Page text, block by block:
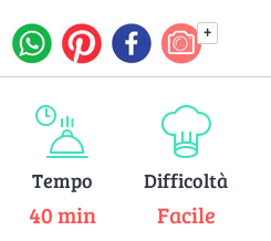
+
Tempo
40 min
Difficoltà
Facile